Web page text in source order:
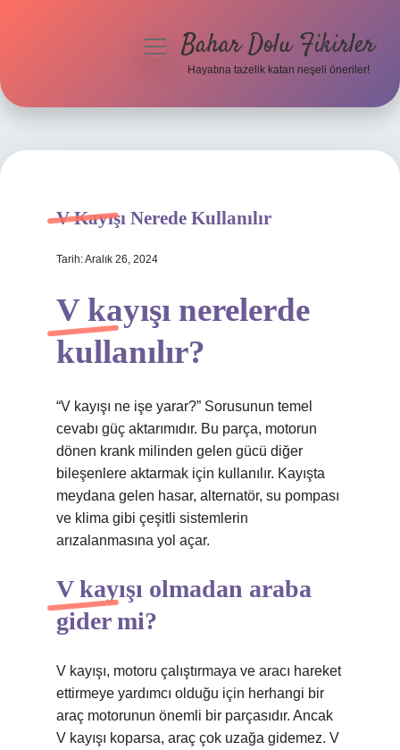
Hakkımızda
menüyüBahar Dolu Fikirler
Hayatına tazelik katan neşeli öneriler!
V Kayışı Nerede Kullanılır
Tarih: Aralık 26, 2024
V kayışı nerelerde
kullanılır?
“V kayışı ne işe yarar?” Sorusunun temel
cevabı güç aktarımıdır. Bu parça, motorun
dönen krank milinden gelen gücü diğer
bileşenlere aktarmak için kullanılır. Kayışta
meydana gelen hasar, alternatör, su pompası
ve klima gibi çeşitli sistemlerin
arızalanmasına yol açar.
V kayışı olmadan araba
gider mi?
V kayışı, motoru çalıştırmaya ve aracı hareket
ettirmeye yardımcı olduğu için herhangi bir
araç motorunun önemli bir parçasıdır. Ancak
V kayışı koparsa, araç çok uzağa gidemez. V